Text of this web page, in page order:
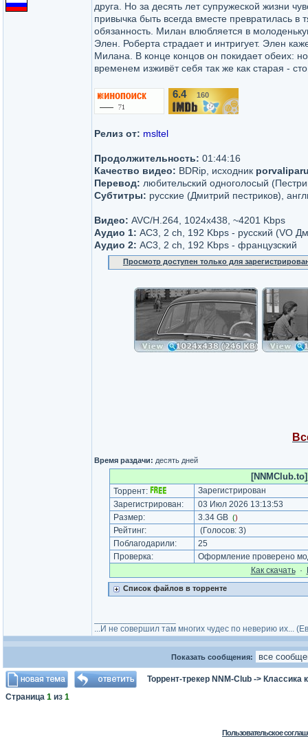
друга. Но за десять лет супружеской жизни
привычка быть всегда вместе превратилась в
обязанность. Милан влюбляется в
Элен. Роберта страдает и интригует. Элен
Милана. В конце концов он покидает обеих:
временем изживёт себя так же как старая -
6.4/10 160
Релиз от: msltel
Продолжительность: 01:44:16
Качество видео: BDRip, исходник
Перевод: любительский одноголосый
Субтитры: русские (Дмитрий пестриков),
Видео: AVC/H.264, 1024x438, ~4201 Kbps
Аудио 1: AC3, 2 ch, 192 Kbps - русский (VO
Аудио 2: AC3, 2 ch, 192 Kbps - французский
Просмотр доступен только для
Время раздачи: десять дней
Торрент:
Зарегистрирован
Зарегистрирован:
03 Июл 2026 13:13:53
Размер:
3.34 GB ()
Рейтинг: (Голосов: 3)
Поблагодарили:
25
Проверка:
Оформление проверено
Как cкачать·
Список файлов в торренте
...И не совершил там многих чудес по неверию их...
Показать сообщения:
Торрент-трекер NNM-Club -> Классика
Страница 1 из 1
Пользовательское